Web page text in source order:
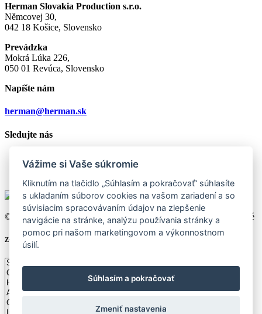
Herman Slovakia Production s.r.o.
Němcovej 30,
042 18 Košice, Slovensko
Prevádzka
Mokrá Lúka 226,
050 01 Revúca, Slovensko
Napíšte nám
herman@herman.sk
Sledujte nás
© 2026 Herman Slovakia Production s.r.o., všetky práva vyhradené
Zvoľte si Vašu krajinu
Vážime si Vaše súkromie
Kliknutím na tlačidlo „Súhlasím a pokračovať“ súhlasíte
s ukladaním súborov cookies na vašom zariadení a so
súvisiacim spracovávaním údajov na zlepšenie
navigácie na stránke, analýzu používania stránky a
pomoc pri našom marketingovom a výkonnostnom
úsilí.
Súhlasím a pokračovať
Zmeniť nastavenia